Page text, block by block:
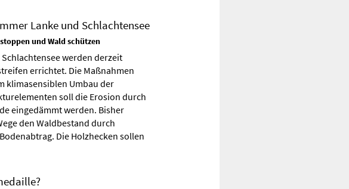
Lanke und Schlachtensee
und Wald schützen
werden derzeit
errichtet. Die Maßnahmen
klimasensiblen Umbau der
soll die Erosion durch
eingedämmt werden. Bisher
den Waldbestand durch
Die Holzhecken sollen